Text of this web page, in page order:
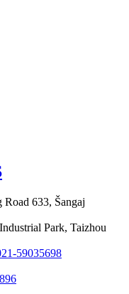
633, Šangaj
Park, Taizhou
59035698